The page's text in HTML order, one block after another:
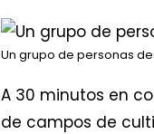
Un grupo de personas
A 30 minutos en
de campos de